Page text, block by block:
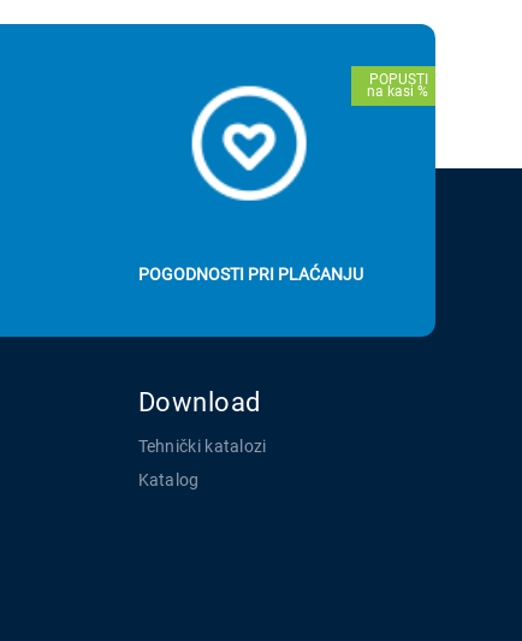
POGODNOSTI PRI PLAĆANJU
Download
Tehnički katalozi
Katalog